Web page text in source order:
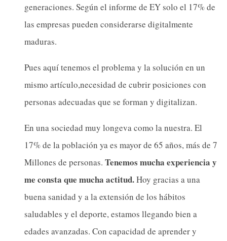
generaciones. Según el informe de EY solo el 17% de
las empresas pueden considerarse digitalmente
maduras.
Pues aquí tenemos el problema y la solución en un
mismo artículo,necesidad de cubrir posiciones con
personas adecuadas que se forman y digitalizan.
En una sociedad muy longeva como la nuestra. El
17% de la población ya es mayor de 65 años, más de 7
Millones de personas. Tenemos mucha experiencia y
me consta que mucha actitud.Hoy gracias a una
buena sanidad y a la extensión de los hábitos
saludables y el deporte, estamos llegando bien a
edades avanzadas. Con capacidad de aprender y